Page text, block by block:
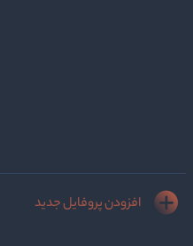
افزودن پروفایل جدید